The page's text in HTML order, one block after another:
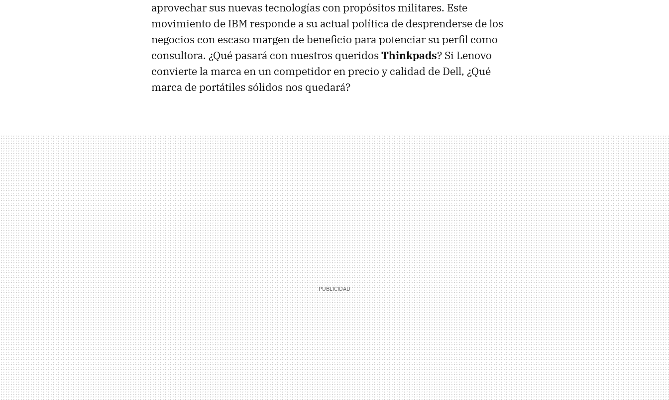
aprovechar sus nuevas tecnologías con propósitos militares. Este
movimiento de IBM responde a su actual política de desprenderse de los
negocios con escaso margen de beneficio para potenciar su perfil como
consultora. ¿Qué pasará con nuestros queridos Thinkpads? Si Lenovo
convierte la marca en un competidor en precio y calidad de Dell, ¿Qué
marca de portátiles sólidos nos quedará?